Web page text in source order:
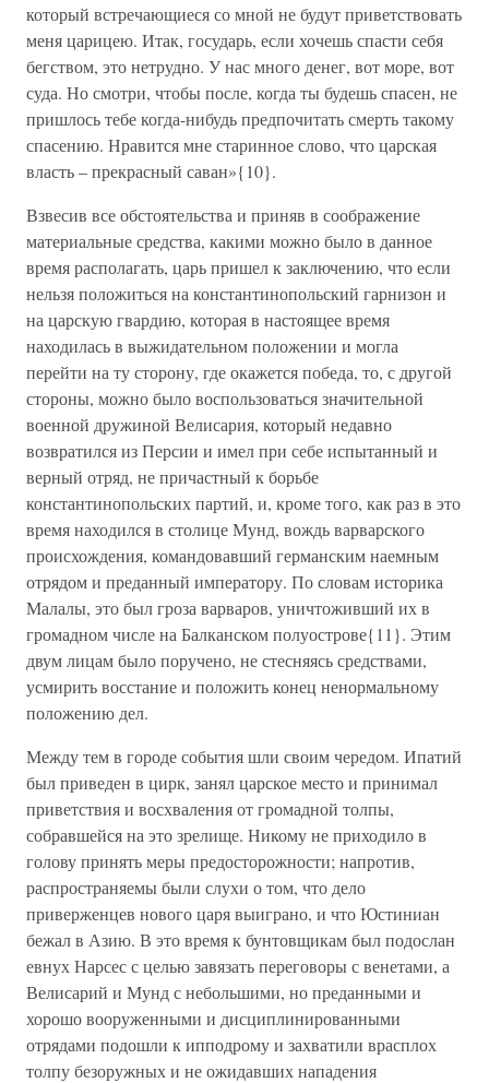
который встречающиеся со мной не будут приветствовать
меня царицею. Итак, государь, если хочешь спасти себя
бегством, это нетрудно. У нас много денег, вот море, вот
суда. Но смотри, чтобы после, когда ты будешь спасен, не
пришлось тебе когда-нибудь предпочитать смерть такому
спасению. Нравится мне старинное слово, что царская
власть – прекрасный саван»{10}.
Взвесив все обстоятельства и приняв в соображение
материальные средства, какими можно было в данное
время располагать, царь пришел к заключению, что если
нельзя положиться на константинопольский гарнизон и
на царскую гвардию, которая в настоящее время
находилась в выжидательном положении и могла
перейти на ту сторону, где окажется победа, то, с другой
стороны, можно было воспользоваться значительной
военной дружиной Велисария, который недавно
возвратился из Персии и имел при себе испытанный и
верный отряд, не причастный к борьбе
константинопольских партий, и, кроме того, как раз в это
время находился в столице Мунд, вождь варварского
происхождения, командовавший германским наемным
отрядом и преданный императору. По словам историка
Малалы, это был гроза варваров, уничтоживший их в
громадном числе на Балканском полуострове{11}. Этим
двум лицам было поручено, не стесняясь средствами,
усмирить восстание и положить конец ненормальному
положению дел.
Между тем в городе события шли своим чередом. Ипатий
был приведен в цирк, занял царское место и принимал
приветствия и восхваления от громадной толпы,
собравшейся на это зрелище. Никому не приходило в
голову принять меры предосторожности; напротив,
распространяемы были слухи о том, что дело
приверженцев нового царя выиграно, и что Юстиниан
бежал в Азию. В это время к бунтовщикам был подослан
евнух Нарсес с целью завязать переговоры с венетами, а
Велисарий и Мунд с небольшими, но преданными и
хорошо вооруженными и дисциплинированными
отрядами подошли к ипподрому и захватили врасплох
толпу безоружных и не ожидавших нападения